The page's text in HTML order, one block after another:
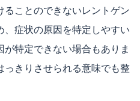
ことのできないレントゲン
症状の原因を特定しやすい
特定できない場合もありま
っきりさせられる意味でも整